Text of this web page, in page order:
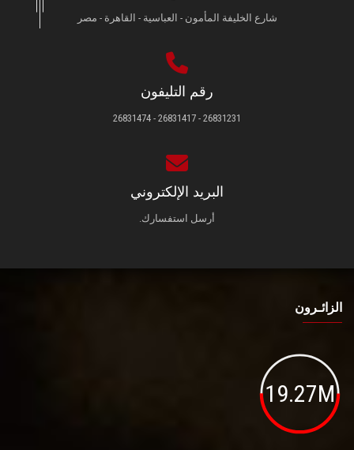
شارع الخليفة المأمون - العباسية - القاهرة - مصر
رقم التليفون
26831231 - 26831417 - 26831474
البريد الإلكتروني
أرسل استفسارك.
الزائـرون
19.27M